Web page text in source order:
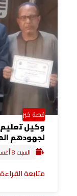
قصة خبر
وكيل تعليم
لجهودهم
السبت 8 أغسطس 2026 11:52 ص
متابعة القراءة